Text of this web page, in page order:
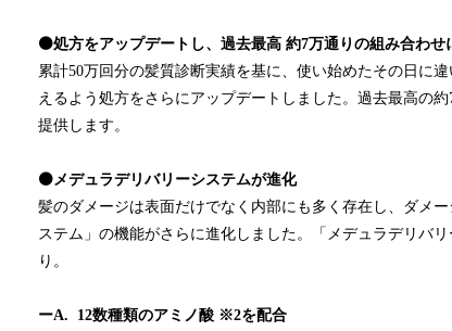
⚫️処方をアップデートし、過去最高 約7万通りの組み合わせ
累計50万回分の髪質診断実績を基に、使い始めたその日に
えるよう処方をさらにアップデートしました。過去最高の
提供します。
⚫️メデュラデリバリーシステムが進化
髪のダメージは表面だけでなく内部にも多く存在し、ダメ
ステム」の機能がさらに進化しました。「メデュラデリバ
り。
ーA. 12数種類のアミノ酸 ※2を配合